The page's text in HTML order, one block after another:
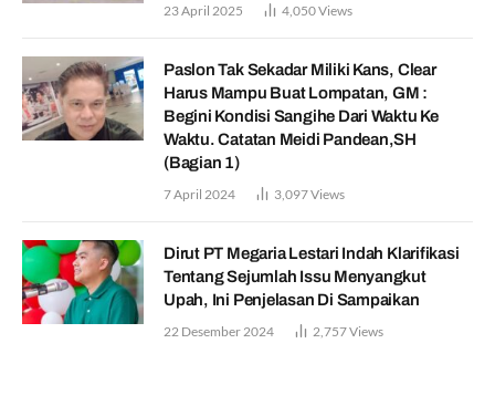
23 April 2025 4,050Views
Paslon Tak Sekadar Miliki Kans, Clear
Harus Mampu Buat Lompatan, GM :
Begini Kondisi Sangihe Dari Waktu Ke
Waktu. Catatan Meidi Pandean,SH
(Bagian 1)
7 April 2024 3,097Views
Dirut PT Megaria Lestari Indah Klarifikasi
Tentang Sejumlah Issu Menyangkut
Upah, Ini Penjelasan Di Sampaikan
22 Desember 2024 2,757Views